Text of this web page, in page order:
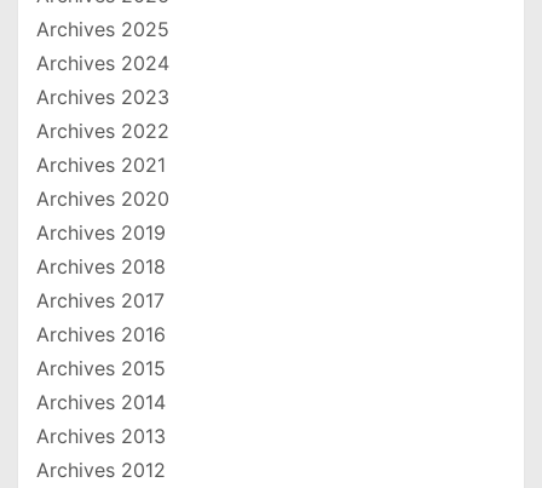
Archives 2025
Archives 2024
Archives 2023
Archives 2022
Archives 2021
Archives 2020
Archives 2019
Archives 2018
Archives 2017
Archives 2016
Archives 2015
Archives 2014
Archives 2013
Archives 2012